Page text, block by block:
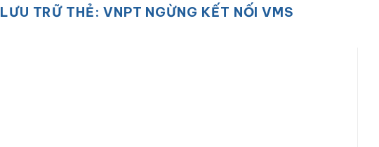
LƯU TRỮ THẺ: VNPT NGỪNG KẾT NỐI VMS